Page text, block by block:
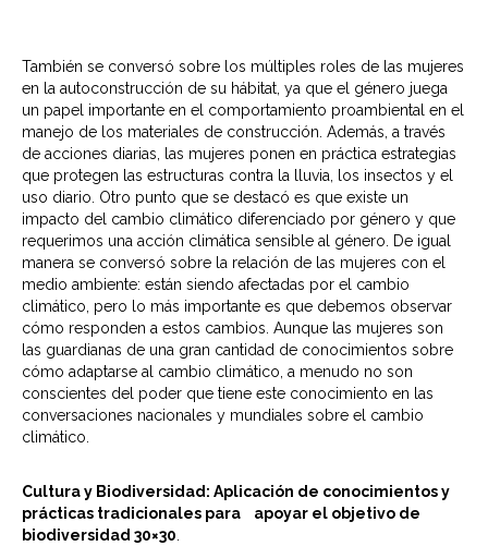
También se conversó sobre los múltiples roles de las mujeres
en la autoconstrucción de su hábitat, ya que el género juega
un papel importante en el comportamiento proambiental en el
manejo de los materiales de construcción. Además, a través
de acciones diarias, las mujeres ponen en práctica estrategias
que protegen las estructuras contra la lluvia, los insectos y el
uso diario. Otro punto que se destacó es que existe un
impacto del cambio climático diferenciado por género y que
requerimos una acción climática sensible al género. De igual
manera se conversó sobre la relación de las mujeres con el
medio ambiente: están siendo afectadas por el cambio
climático, pero lo más importante es que debemos observar
cómo responden a estos cambios. Aunque las mujeres son
las guardianas de una gran cantidad de conocimientos sobre
cómo adaptarse al cambio climático, a menudo no son
conscientes del poder que tiene este conocimiento en las
conversaciones nacionales y mundiales sobre el cambio
climático.
Cultura y Biodiversidad: Aplicación de conocimientos y
prácticas tradicionales para apoyar el objetivo de
biodiversidad 30×30.